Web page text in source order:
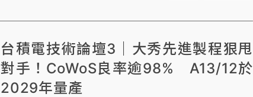
台積電技術論壇3｜大秀先進製程狠甩
對手！CoWoS良率逾98% A13/12於
2029年量產